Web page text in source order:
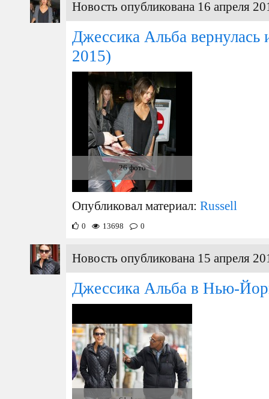
Новость опубликована 16 апреля
Джессика Альба
2015)
26 фото
Опубликовал материал: Russell
0 13698 0
Новость опубликована 15 апреля
Джессика Альба в Нью-